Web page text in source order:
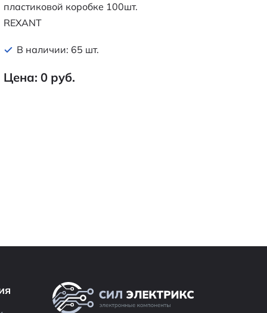
пластиковой коробке 100шт.
REXANT
В наличии: 65 шт.
Цена: 0 руб.